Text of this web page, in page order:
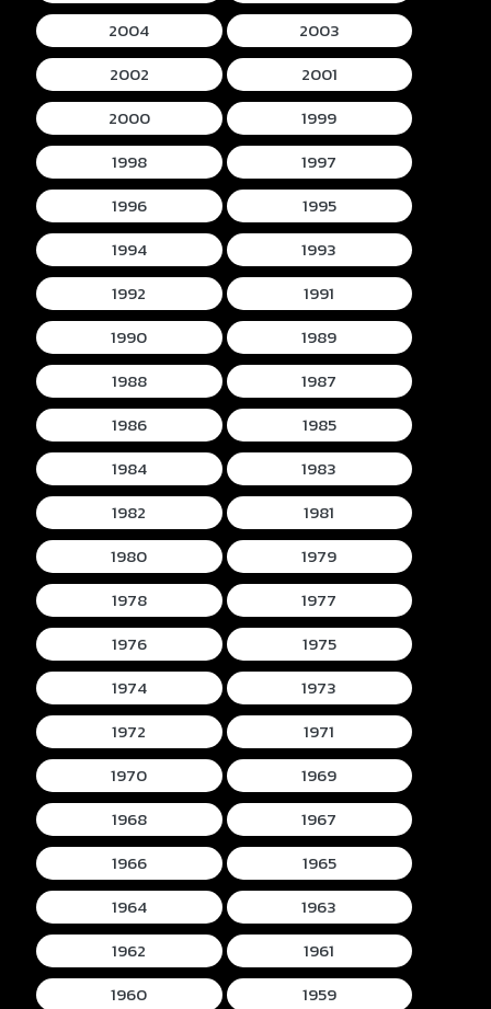
2004
2003
2002
2001
2000
1999
1998
1997
1996
1995
1994
1993
1992
1991
1990
1989
1988
1987
1986
1985
1984
1983
1982
1981
1980
1979
1978
1977
1976
1975
1974
1973
1972
1971
1970
1969
1968
1967
1966
1965
1964
1963
1962
1961
1960
1959